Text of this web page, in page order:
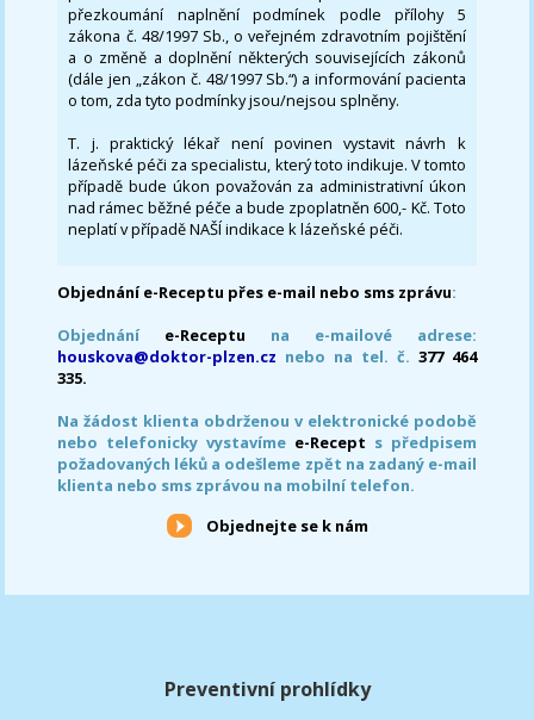
přezkoumání naplnění podmínek podle přílohy 5
zákona č. 48/1997 Sb., o veřejném zdravotním pojištění
a o změně a doplnění některých souvisejících zákonů
(dále jen „zákon č. 48/1997 Sb.“) a informování pacienta
o tom, zda tyto podmínky jsou/nejsou splněny.
T. j. praktický lékař není povinen vystavit návrh k
lázeňské péči za specialistu, který toto indikuje. V tomto
případě bude úkon považován za administrativní úkon
nad rámec běžné péče a bude zpoplatněn 600,- Kč. Toto
neplatí v případě NAŠÍ indikace k lázeňské péči.
Objednání e-Receptu přes e-mail nebo sms zprávu:
Objednání e-Receptu na e-mailové adrese:
houskova@doktor-plzen.cz nebo na tel. č. 377 464
335.
Na žádost klienta obdrženou v elektronické podobě
nebo telefonicky vystavíme e-Recept s předpisem
požadovaných léků a odešleme zpět na zadaný e-mail
klienta nebo sms zprávou na mobilní telefon.
Objednejte se k nám
Preventivní prohlídky